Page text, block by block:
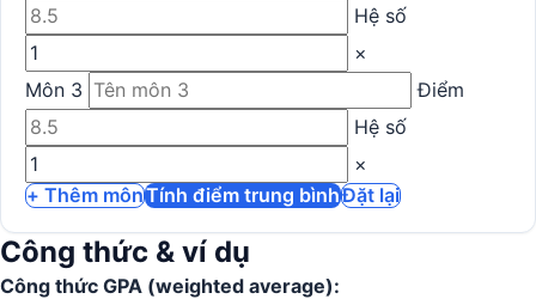
Hệ số
×
Môn 3
Điểm
Hệ số
×
+ Thêm mônTính điểm trung bìnhĐặt lại
Công thức & ví dụ
Công thức GPA (weighted average):